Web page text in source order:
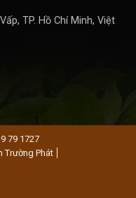
TP. Hồ Chí Minh, Việt
79 1727
Trường Phát